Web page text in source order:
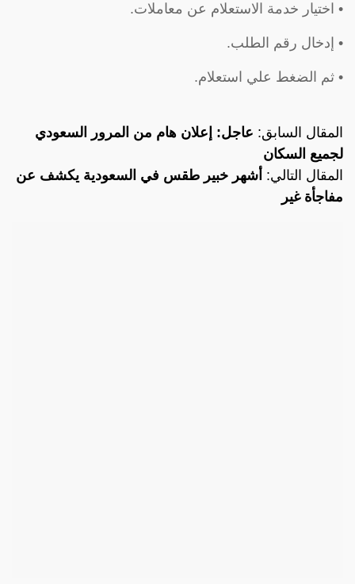
• اختيار خدمة الاستعلام عن معاملات.
• إدخال رقم الطلب.
• ثم الضغط علي استعلام.
المقال السابق: عاجل: إعلان هام من المرور السعودي
لجميع السكان
المقال التالي: أشهر خبير طقس في السعودية يكشف عن
مفاجأة غير